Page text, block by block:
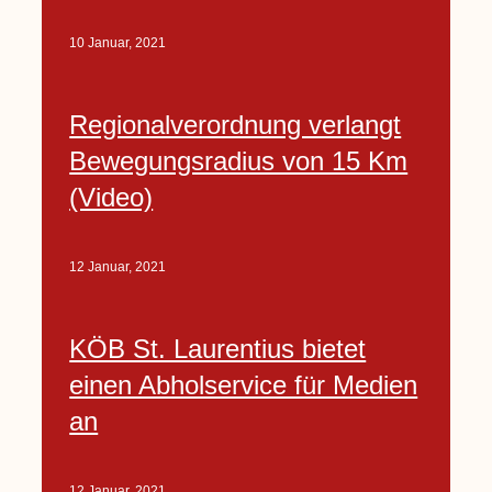
10 Januar, 2021
Regionalverordnung verlangt
Bewegungsradius von 15 Km
(Video)
12 Januar, 2021
KÖB St. Laurentius bietet
einen Abholservice für Medien
an